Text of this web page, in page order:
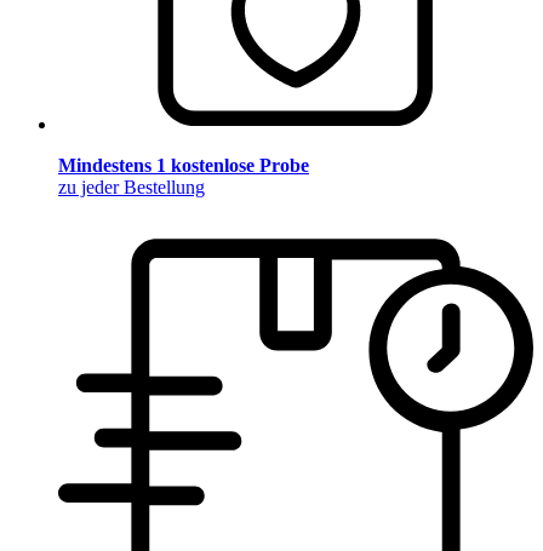
Mindestens 1 kostenlose Probe
zu jeder Bestellung